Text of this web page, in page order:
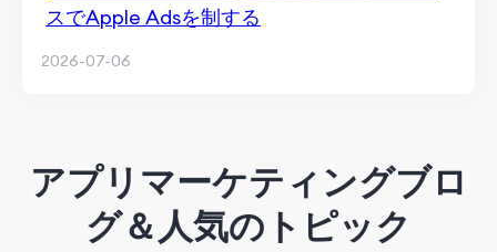
スでApple Adsを制する
2026-07-06
アプリマーケティングブロ
グ＆人気のトピック